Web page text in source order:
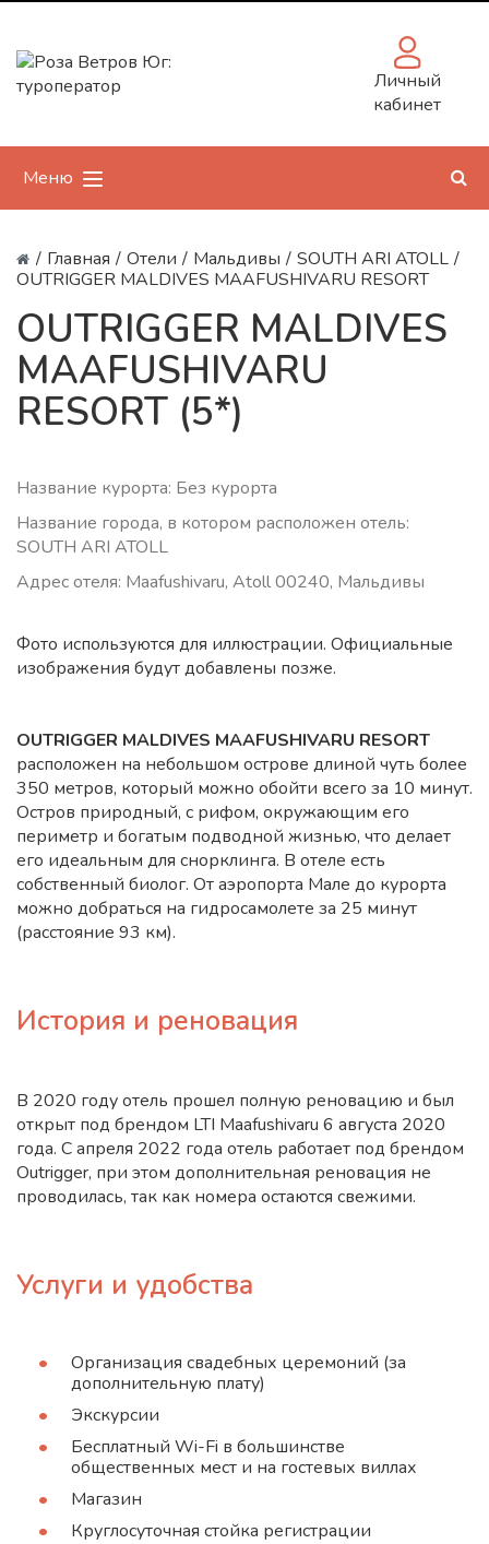
Личный
кабинет
Меню
/ Главная / Отели / Мальдивы / SOUTH ARI ATOLL /
OUTRIGGER MALDIVES MAAFUSHIVARU RESORT
OUTRIGGER MALDIVES
MAAFUSHIVARU
RESORT (5*)
Название курорта: Без курорта
Название города, в котором расположен отель:
SOUTH ARI ATOLL
Адрес отеля: Maafushivaru, Atoll 00240, Мальдивы
Фото используются для иллюстрации. Официальные
изображения будут добавлены позже.
OUTRIGGER MALDIVES MAAFUSHIVARU RESORT
расположен на небольшом острове длиной чуть более
350 метров, который можно обойти всего за 10 минут.
Остров природный, с рифом, окружающим его
периметр и богатым подводной жизнью, что делает
его идеальным для снорклинга. В отеле есть
собственный биолог. От аэропорта Мале до курорта
можно добраться на гидросамолете за 25 минут
(расстояние 93 км).
История и реновация
В 2020 году отель прошел полную реновацию и был
открыт под брендом LTI Maafushivaru 6 августа 2020
года. С апреля 2022 года отель работает под брендом
Outrigger, при этом дополнительная реновация не
проводилась, так как номера остаются свежими.
Услуги и удобства
Организация свадебных церемоний (за
дополнительную плату)
Экскурсии
Бесплатный Wi-Fi в большинстве
общественных мест и на гостевых виллах
Магазин
Круглосуточная стойка регистрации